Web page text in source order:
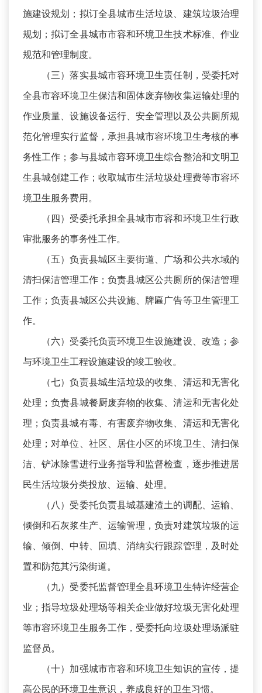
施建设规划；拟订全县城市生活垃圾、建筑垃圾治理
规划；拟订全县城市市容和环境卫生技术标准、作业
规范和管理制度。
（三）落实县城市容环境卫生责任制，受委托对
全县市容环境卫生保洁和固体废弃物收集运输处理的
作业质量、设施设备运行、安全管理以及公共厕所规
范化管理实行监督，承担县城市容环境卫生考核的事
务性工作；参与县城市容环境卫生综合整治和文明卫
生县城创建工作；收取城市生活垃圾处理费等市容环
境卫生服务费用。
（四）受委托承担全县城市市容和环境卫生行政
审批服务的事务性工作。
（五）负责县城区主要街道、广场和公共水域的
清扫保洁管理工作；负责县城区公共厕所的保洁管理
工作；负责县城区公共设施、牌匾广告等卫生管理工
作。
（六）受委托负责环境卫生设施建设、改造；参
与环境卫生工程设施建设的竣工验收。
（七）负责县城生活垃圾的收集、清运和无害化
处理；负责县城餐厨废弃物的收集、清运和无害化处
理；负责县城有毒、有害废弃物收集、清运和无害化
处理；对单位、社区、居住小区的环境卫生、清扫保
洁、铲冰除雪进行业务指导和监督检查，逐步推进居
民生活垃圾分类投放、运输、处理。
（八）受委托负责县城基建渣土的调配、运输、
倾倒和石灰浆生产、运输管理，负责对建筑垃圾的运
输、倾倒、中转、回填、消纳实行跟踪管理，及时处
置和防范其污染街道。
（九）受委托监督管理全县环境卫生特许经营企
业；指导垃圾处理场等相关企业做好垃圾无害化处理
等市容环境卫生服务工作，受委托向垃圾处理场派驻
监督员。
（十）加强城市市容和环境卫生知识的宣传，提
高公民的环境卫生意识，养成良好的卫生习惯。